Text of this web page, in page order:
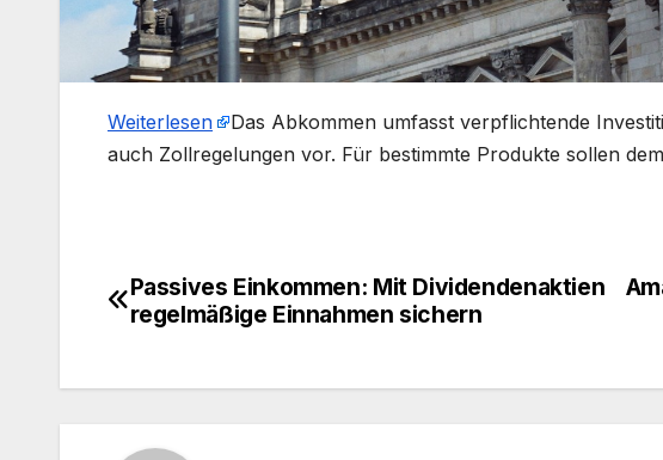
Weiterlesen
​Das Abkommen umfasst verpflichtende
auch Zollregelungen vor. Für bestimmte Produkte sollen
Beitragsnavigation
Passives Einkommen: Mit Dividendenaktien
regelmäßige Einnahmen sichern